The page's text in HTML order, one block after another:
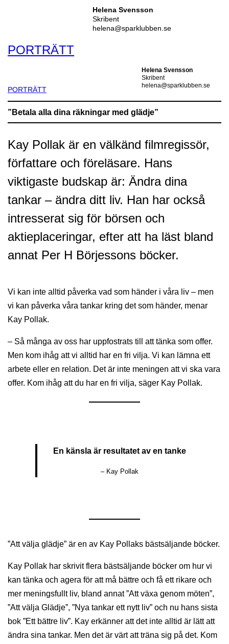
Helena Svensson
Skribent
helena@sparklubben.se
PORTRÄTT
PORTRÄTT
Helena Svensson
Skribent
helena@sparklubben.se
”Betala alla dina räkningar med glädje”
Kay Pollak är en välkänd filmregissör,
författare och föreläsare. Hans
viktigaste budskap är: Ändra dina
tankar – ändra ditt liv. Han har också
intresserat sig för börsen och
aktieplaceringar, efter att ha läst bland
annat Per H Börjessons böcker.
Vi kan inte alltid påverka vad som händer i våra liv – men
vi kan påverka våra tankar kring det som händer, menar
Kay Pollak.
– Så många av oss har uppfostrats till att tänka som offer.
Men kom ihåg att vi alltid har en fri vilja. Vi kan lämna ett
arbete eller en relation. Det är inte meningen att vi ska vara
offer. Kom ihåg att du har en fri vilja, säger Kay Pollak.
En känsla är resultatet av en tanke
– Kay Pollak
”Att välja glädje” är en av Kay Pollaks bästsäljande böcker.
Kay Pollak har skrivit flera bästsäljande böcker om hur vi
kan tänka och agera för att må bättre och få ett rikare och
mer meningsfullt liv, bland annat ”Att växa genom möten”,
”Att välja Glädje”, ”Nya tankar ett nytt liv” och nu hans sista
bok ”Ett bättre liv”. Kay erkänner att det inte alltid är lätt att
ändra sina tankar. Men det är värt att träna sig på det. Kom